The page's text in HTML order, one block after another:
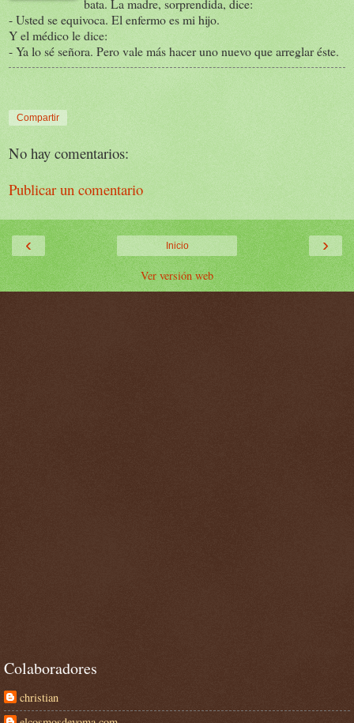
bata. La madre, sorprendida, dice:
- Usted se equivoca. El enfermo es mi hijo.
Y el médico le dice:
- Ya lo sé señora. Pero vale más hacer uno nuevo que arreglar éste.
Compartir
No hay comentarios:
Publicar un comentario
‹ ›
Inicio
Ver versión web
Colaboradores
christian